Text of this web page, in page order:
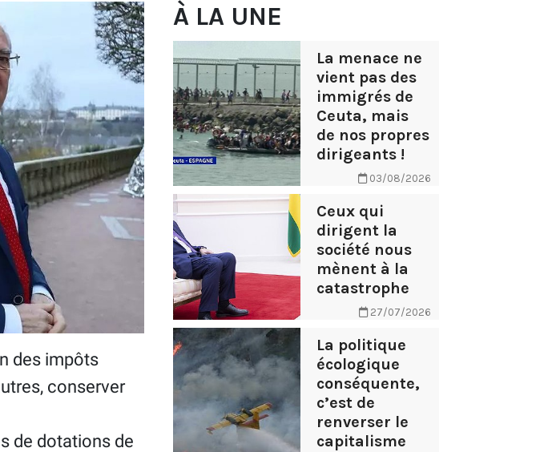
des impôts
conserver
de dotations de
À LA UNE
La menace ne
vient pas des
immigrés de
Ceuta, mais
de nos propres
dirigeants !
03/08/2026
Ceux qui
dirigent la
société nous
mènent à la
catastrophe
27/07/2026
La politique
écologique
conséquente,
c’est de
renverser le
capitalisme